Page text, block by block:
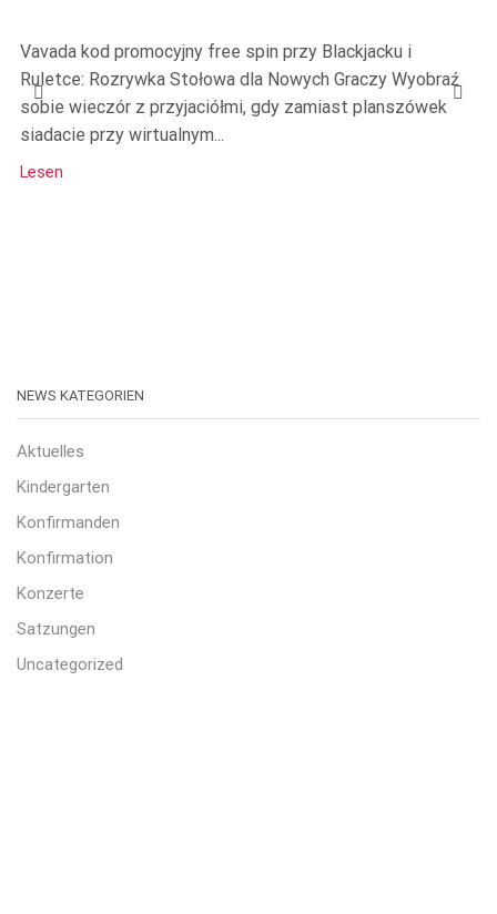
Vavada kod promocyjny free spin przy Blackjacku i
Ruletce: Rozrywka Stołowa dla Nowych Graczy Wyobraź
sobie wieczór z przyjaciółmi, gdy zamiast planszówek
siadacie przy wirtualnym...
Lesen
NEWS KATEGORIEN
Aktuelles
Kindergarten
Konfirmanden
Konfirmation
Konzerte
Satzungen
Uncategorized